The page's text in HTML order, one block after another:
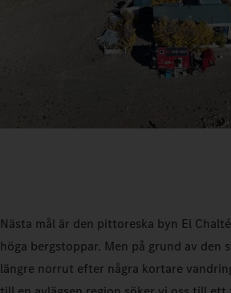
Nästa mål är den pittoreska byn El
höga bergstoppar. Men på grund av den
längre norrut efter några kortare